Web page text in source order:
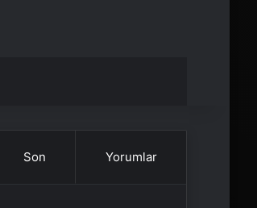
Son Yorumlar